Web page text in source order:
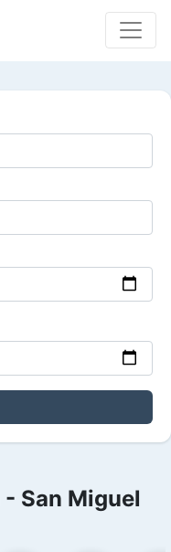
San Miguel